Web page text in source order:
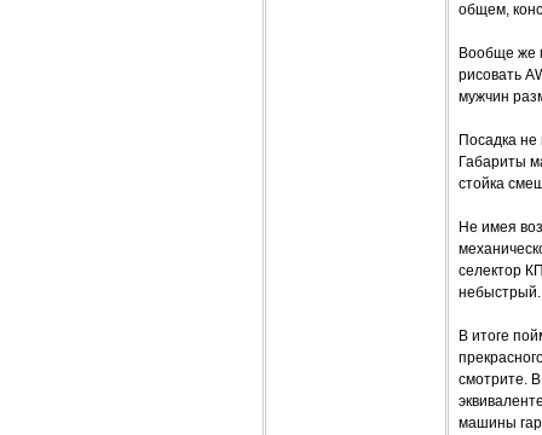
общем,
Вообще же
рисовать
мужчин
Посадка не
Габариты
стойка
Не имея
селектор
небыстрый.
В итоге
смотрите.
машины